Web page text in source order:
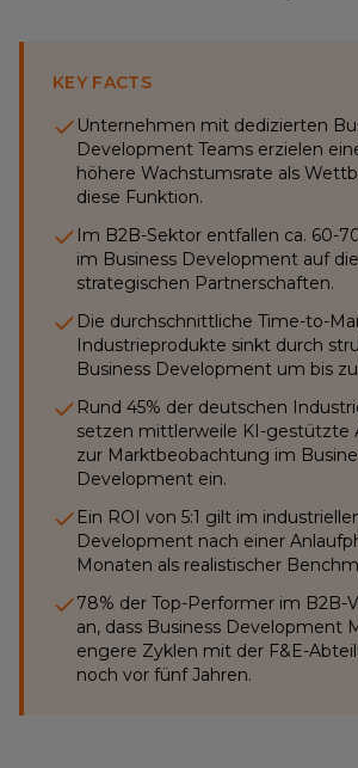
KEY FACTS
Unternehmen mit dedizierten
Development Teams erzielen
höhere Wachstumsrate als
diese Funktion.
Im B2B-Sektor entfallen ca. 60-
im Business Development auf
strategischen Partnerschaften.
Die durchschnittliche Time-to-
Industrieprodukte sinkt durch
Business Development um bis zu
Rund 45% der deutschen
setzen mittlerweile KI-gestützte
zur Marktbeobachtung im
Development ein.
Ein ROI von 5:1 gilt im
Development nach einer
Monaten als realistischer
78% der Top-Performer im B2B-
an, dass Business Development
engere Zyklen mit der F&E-
noch vor fünf Jahren.